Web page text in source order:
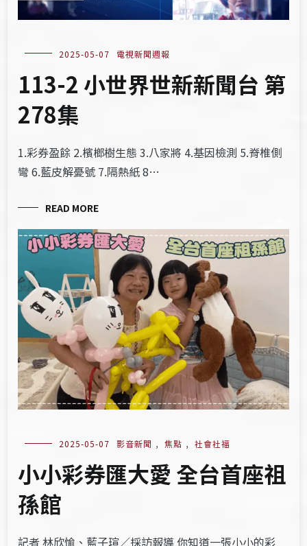
2025-05-07 電視新聞週報
113-2 小世界世新新聞台 第
278集
1.彩券盈餘 2.檳榔樹生態 3.八家將 4.基因檢測 5.脊椎側
彎 6.藍皮解憂號 7.隔熱紙 8…
READ MORE
2025-05-07 影音新聞 , 焦點 , 社會社福
小小彩券匯大愛 全台首座祖
孫館
記者 林欣愉、藍子瑄／採訪報導 你知道一張小小的彩